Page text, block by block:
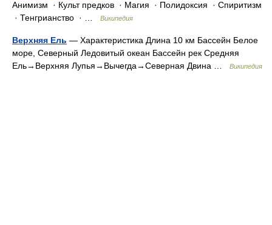
Анимизм · Культ предков · Магия · Полидоксия · Спиритизм
· Тенгрианство · …
Википедия
Верхняя Ель — Характеристика Длина 10 км Бассейн Белое
море, Северный Ледовитый океан Бассейн рек Средняя
Ель→Верхняя Лупья→Вычегда→Северная Двина …
Википедия